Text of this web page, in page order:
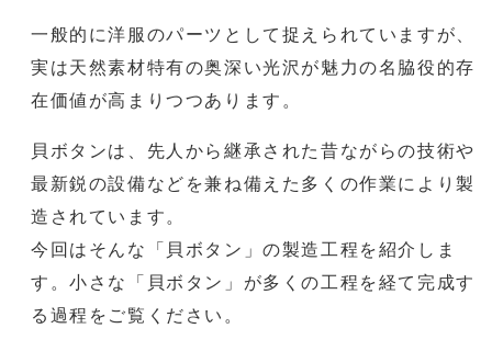
一般的に洋服のパーツとして捉えられていますが、
実は天然素材特有の奥深い光沢が魅力の名脇役的存
在価値が高まりつつあります。
貝ボタンは、先人から継承された昔ながらの技術や
最新鋭の設備などを兼ね備えた多くの作業により製
造されています。
今回はそんな「貝ボタン」の製造工程を紹介しま
す。小さな「貝ボタン」が多くの工程を経て完成す
る過程をご覧ください。